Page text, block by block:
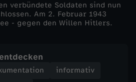
verbündete Soldaten sind nun
Am 2. Februar 1943
- gegen den Willen Hitlers.
informativ